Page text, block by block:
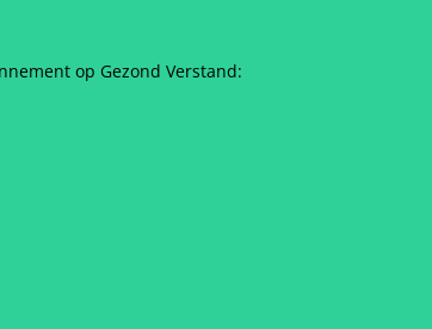
op Gezond Verstand: